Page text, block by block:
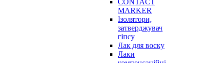
CONTACT
MARKER
Ізолятори,
затверджувач
гіпсу
Лак для воску
Лаки